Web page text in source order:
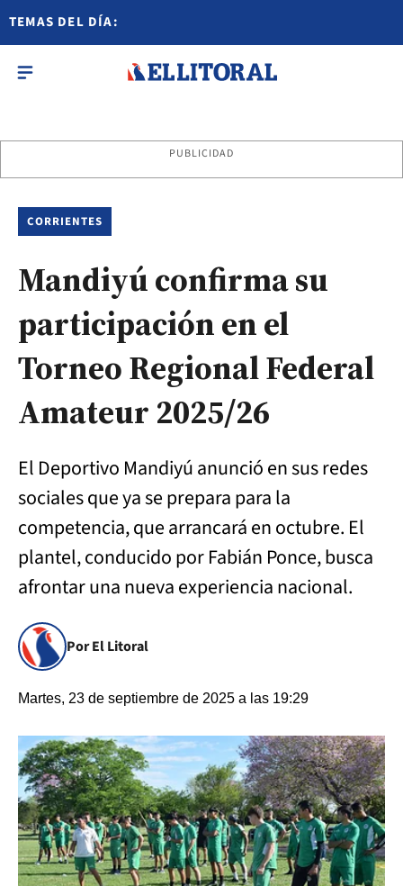
TEMAS DEL DÍA:
PUBLICIDAD
CORRIENTES
Mandiyú confirma su
participación en el
Torneo Regional Federal
Amateur 2025/26
El Deportivo Mandiyú anunció en sus redes
sociales que ya se prepara para la
competencia, que arrancará en octubre. El
plantel, conducido por Fabián Ponce, busca
afrontar una nueva experiencia nacional.
Por El Litoral
Martes, 23 de septiembre de 2025 a las 19:29